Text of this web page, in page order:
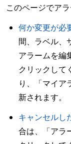
このページでア
何か変更が必
間、ラベル、
アラームを編
クリックして
り、「マイア
新されます。
キャンセルし
合は、「アラ